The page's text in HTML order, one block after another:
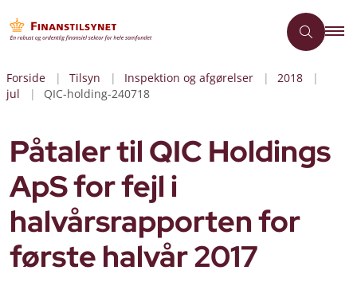
Forside Tilsyn Inspektion og afgørelser
2018
jul
QIC-holding-240718
Påtaler til QIC Holdings
ApS for fejl i
halvårsrapporten for
første halvår 2017